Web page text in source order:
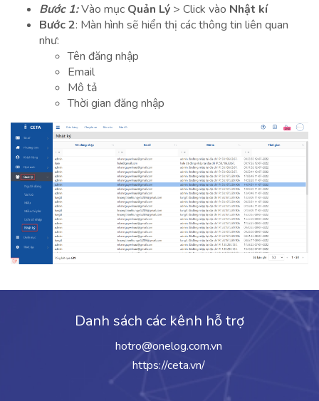
Bước 1:Vào mục Quản Lý > Click vào Nhật kí
Bước 2: Màn hình sẽ hiển thị các thông tin liên quan
như:
Tên đăng nhập
Email
Mô tả
Thời gian đăng nhập
Danh sách các kênh hỗ trợ
hotro@onelog.com.vn
https://ceta.vn/